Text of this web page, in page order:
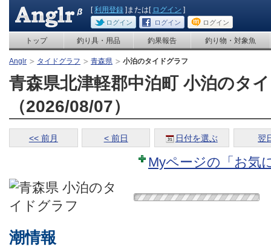
[利用登録 ]または[ ログイン ]
ログイン ログイン ログイン
トップ 釣り具・用品 釣果報告 釣り物・対象魚
Anglr タイドグラフ 青森県 小泊のタイドグラフ
青森県北津軽郡中泊町 小泊のタ
（2026/08/07）
<< 前月 < 前日 日付を選ぶ 翌
Myページの「お気
潮情報